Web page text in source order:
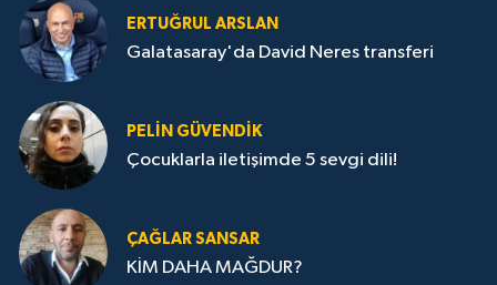
ERTUĞRUL ARSLAN
Galatasaray'da David Neres transferi
PELIN GÜVENDIK
Çocuklarla iletişimde 5 sevgi dili!
ÇAĞLAR SANSAR
KİM DAHA MAĞDUR?